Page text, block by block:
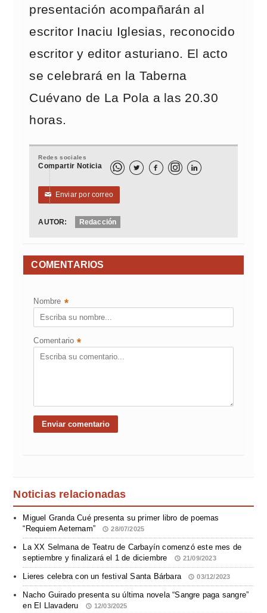
presentación acompañarán al
escritor Inaciu Iglesias, reconocido
escritor y editor asturiano. El acto
se celebrará en la Taberna
Cuévano de La Pola a las 20.30
horas.
Redes sociales
Compartir Noticia   
✉ Enviar por correo
AUTOR: Redacción
COMENTARIOS
Nombre *
Comentario *
Noticias relacionadas
Miguel Granda Cué presenta su primer libro de poemas
“Requiem Aeternam”
28/07/2025
La XX Selmana de Teatru de Carbayín comenzó este mes de
septiembre y finalizará el 1 de diciembre
21/09/2023
Lieres celebra con un festival Santa Bárbara 03/12/2023
Nacho Guirado presenta su última novela “Sangre paga sangre”
en El Llavaderu
12/03/2025